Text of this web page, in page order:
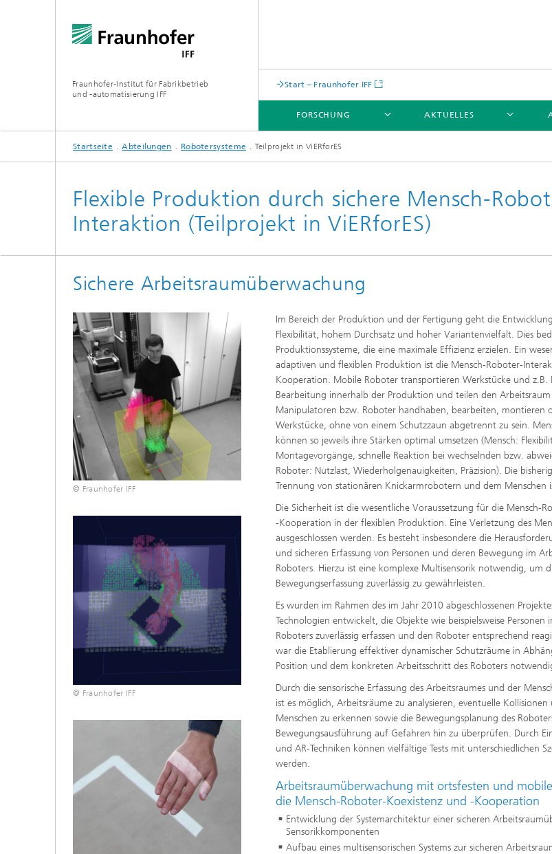
Fraunhofer-Institut für Fabrikbetrieb
und -automatisierung IFF
Start – Fraunhofer IFF
FORSCHUNG
FORSCHUNG
AKTUELLES
AKTUELLES
ABTEILUNGEN
ÜBER UNS
Startseite Abteilungen Robotersysteme Teilprojekt in ViERforES
Flexible Produktion durch sichere Mensch-
Interaktion (Teilprojekt in ViERforES)
Sichere Arbeitsraumüberwachung
© Fraunhofer IFF
© Fraunhofer IFF
Im Bereich der Produktion und der Fertigung geht die
Flexibilität, hohem Durchsatz und hoher Variantenvielfalt. Dies
Produktionssysteme, die eine maximale Effizienz erzielen. Ein
adaptiven und flexiblen Produktion ist die Mensch-Roboter-
Kooperation. Mobile Roboter transportieren Werkstücke und z.B.
Bearbeitung innerhalb der Produktion und teilen den
Manipulatoren bzw. Roboter handhaben, bearbeiten, montieren
Werkstücke, ohne von einem Schutzzaun abgetrennt zu sein.
können so jeweils ihre Stärken optimal umsetzen (Mensch:
Montagevorgänge, schnelle Reaktion bei wechselnden bzw.
Roboter: Nutzlast, Wiederholgenauigkeiten, Präzision). Die
Trennung von stationären Knickarmrobotern und dem Menschen
Die Sicherheit ist die wesentliche Voraussetzung für die Mensch-
-Kooperation in der flexiblen Produktion. Eine Verletzung des
ausgeschlossen werden. Es besteht insbesondere die
und sicheren Erfassung von Personen und deren Bewegung im
Roboters. Hierzu ist eine komplexe Multisensorik notwendig, um
Bewegungserfassung zuverlässig zu gewährleisten.
Es wurden im Rahmen des im Jahr 2010 abgeschlossenen
Technologien entwickelt, die Objekte wie beispielsweise Personen
Roboters zuverlässig erfassen und den Roboter entsprechend
war die Etablierung effektiver dynamischer Schutzräume in
Position und dem konkreten Arbeitsschritt des Roboters
Durch die sensorische Erfassung des Arbeitsraumes und der
ist es möglich, Arbeitsräume zu analysieren, eventuelle
Menschen zu erkennen sowie die Bewegungsplanung des
Bewegungsausführung auf Gefahren hin zu überprüfen. Durch
und AR-Techniken können vielfältige Tests mit unterschiedlichen
werden.
Arbeitsraumüberwachung mit ortsfesten und
die Mensch-Roboter-Koexistenz und -Kooperation
Entwicklung der Systemarchitektur einer sicheren
Sensorikkomponenten
Aufbau eines multisensorischen Systems zur sicheren